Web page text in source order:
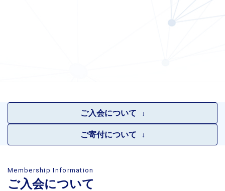
ご入会について
ご寄付について
Membership Information
ご入会について